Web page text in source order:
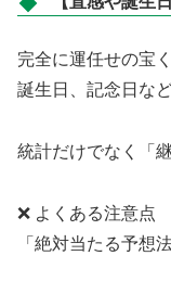
完全に運任せの宝
誕生日、記念日な
統計だけでなく「
❌ よくある注意点
「絶対当たる予想